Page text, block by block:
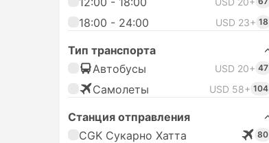
18:00 - 24:00 USD 23+ 18
Тип транспорта
Автобусы
USD 20+ 47
Самолеты USD 58+ 104
Станция отправления
CGK Сукарно Хатта
80